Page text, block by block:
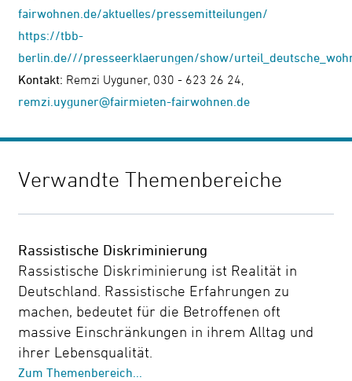
fairwohnen.de/aktuelles/pressemitteilungen/
https://tbb-
berlin.de///presseerklaerungen/show/
Kontakt: Remzi Uyguner, 030 - 623 26 24,
remzi.uyguner@fairmieten-fairwohnen.de
Verwandte Themenbereiche
Rassistische Diskriminierung
Rassistische Diskriminierung ist Realität in
Deutschland. Rassistische Erfahrungen zu
machen, bedeutet für die Betroffenen oft
massive Einschränkungen in ihrem Alltag und
ihrer Lebensqualität.
Zum Themenbereich...